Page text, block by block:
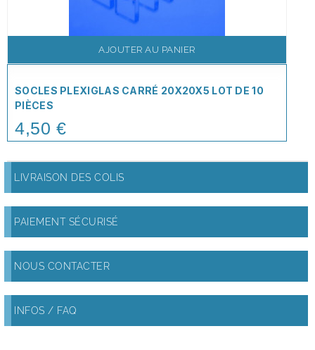
AJOUTER AU PANIER
SOCLES PLEXIGLAS CARRÉ 20X20X5 LOT DE 10
PIÈCES
Price
4,50 €
LIVRAISON DES COLIS
PAIEMENT SÉCURISÉ
NOUS CONTACTER
INFOS / FAQ